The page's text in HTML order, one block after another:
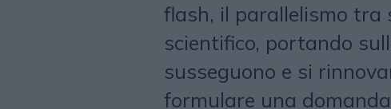
flash, il parallelismo tra
scientifico, portando
susseguono e si
formulare una